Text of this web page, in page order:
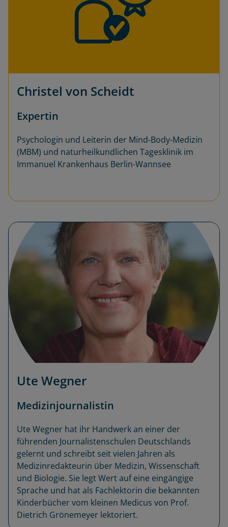
Christel von Scheidt
Expertin
Psychologin und Leiterin der Mind-Body-Medizin
(MBM) und naturheilkundlichen Tagesklinik im
Immanuel Krankenhaus Berlin-Wannsee
Ute Wegner
Medizinjournalistin
Ute Wegner hat ihr Handwerk an einer der
führenden Journalistenschulen Deutschlands
gelernt und schreibt seit vielen Jahren als
Medizinredakteurin über Medizin, Wissenschaft
und Biologie. Sie legt Wert auf eine eingängige
Sprache und hat als Fachlektorin die bekannten
Kinderbücher vom kleinen Medicus von Prof.
Dietrich Grönemeyer lektoriert.